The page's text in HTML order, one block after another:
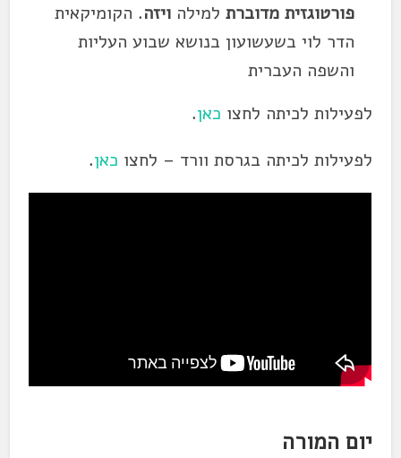
פורטוגזית מדוברתלמילה ויזה. הקומיקאית
הדר לוי בשעשועון בנושא שבוע העליות
והשפה העברית
לפעילות לכיתה לחצו כאן.
לפעילות לכיתה בגרסת וורד – לחצו כאן.
יום המורה